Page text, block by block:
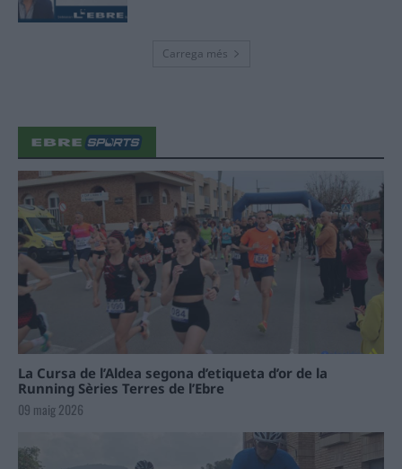
Carrega més
La Cursa de l’Aldea segona d’etiqueta d’or de la
Running Sèries Terres de l’Ebre
09 maig 2026